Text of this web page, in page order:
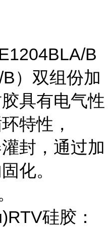
B
）双组份加
具有电气性
特性，
封，通过加
化。
硅胶：